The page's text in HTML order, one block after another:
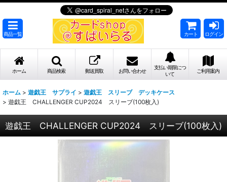
商品一覧 カート ログイン
ホーム 商品検索 郵送買取 お問い合わせ
支払い期限につ
いて
ご利用案内
ホーム > 遊戯王 サプライ > 遊戯王 スリーブ デッキケース
> 遊戯王 CHALLENGER CUP2024 スリーブ(100枚入)
遊戯王 CHALLENGER CUP2024 スリーブ(100枚入)